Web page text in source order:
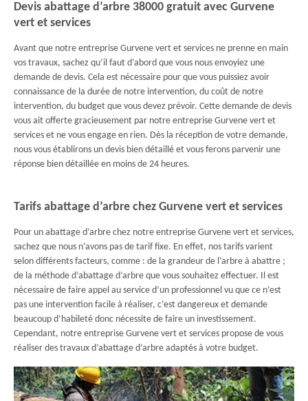
Devis abattage d’arbre 38000 gratuit avec Gurvene
vert et services
Avant que notre entreprise Gurvene vert et services ne prenne en main
vos travaux, sachez qu’il faut d’abord que vous nous envoyiez une
demande de devis. Cela est nécessaire pour que vous puissiez avoir
connaissance de la durée de notre intervention, du coût de notre
intervention, du budget que vous devez prévoir. Cette demande de devis
vous ait offerte gracieusement par notre entreprise Gurvene vert et
services et ne vous engage en rien. Dès la réception de votre demande,
nous vous établirons un devis bien détaillé et vous ferons parvenir une
réponse bien détaillée en moins de 24 heures.
Tarifs abattage d’arbre chez Gurvene vert et services
Pour un abattage d’arbre chez notre entreprise Gurvene vert et services,
sachez que nous n’avons pas de tarif fixe. En effet, nos tarifs varient
selon différents facteurs, comme : de la grandeur de l’arbre à abattre ;
de la méthode d’abattage d’arbre que vous souhaitez effectuer. Il est
nécessaire de faire appel au service d’un professionnel vu que ce n’est
pas une intervention facile à réaliser, c’est dangereux et demande
beaucoup d’habileté donc nécessite de faire un investissement.
Cependant, notre entreprise Gurvene vert et services propose de vous
réaliser des travaux d’abattage d’arbre adaptés à votre budget.